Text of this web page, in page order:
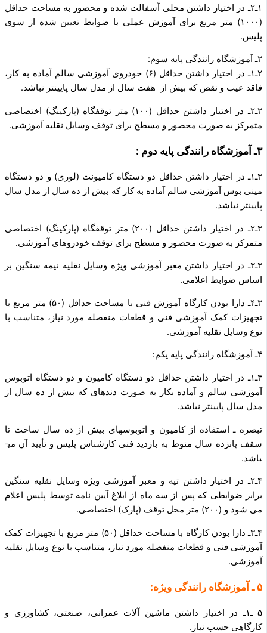
۱ـ۲ـ در اختیار داشتن محلی آسفالت شده و محصور به مساحت حداقل
(۱۰۰۰) متر مربع برای آموزش عملی با ضوابط تعیین شده از سوی
پلیس.
۲ـ آموزشگاه رانندگی پایه سوم:
۲ـ۱ـ در اختیار داشتن حداقل (۶) خودروی آموزشی سالم آماده به کار،
فاقد عیب و نقص که بیش از هفت سال از مدل سال پایین­تر نباشد.
۲ـ۲ـ در اختیار داشتن حداقل (۱۰۰) متر توقفگاه (پارکینگ) اختصاصی
متمرکز به صورت محصور و مسطح برای توقف وسایل نقلیه آموزشی.
۳ـ آموزشگاه رانندگی پایه دوم :
۳ـ۱ـ در اختیار داشتن حداقل دو دستگاه کامیونت (لوری) و دو دستگاه
مینی بوس آموزشی سالم آماده به کار که بیش از ده سال از مدل سال
پایین­تر نباشد.
۳ـ۲ـ در اختیار داشتن حداقل (۲۰۰) متر توقفگاه (پارکینگ) اختصاصی
متمرکز به صورت محصور و مسطح برای توقف خودروهای آموزشی.
۳ـ۳ـ در اختیار داشتن معبر آموزشی ویژه وسایل نقلیه نیمه سنگین بر
اساس ضوابط اعلامی.
۳ـ۴ـ دارا بودن کارگاه آموزش فنی با مساحت حداقل (۵۰) متر مربع با
تجهیزات کمک آموزشی فنی و قطعات منفصله مورد نیاز، متناسب با
نوع وسایل نقلیه آموزشی.
۴ـ آموزشگاه رانندگی پایه یکم:
۴ـ۱ـ در اختیار داشتن حداقل دو دستگاه کامیون و دو دستگاه اتوبوس
آموزشی سالم و آماده بکار به صورت دنده­ای که بیش از ده سال از
مدل سال پایین­تر نباشد.
تبصره ـ استفاده از کامیون و اتوبوس­های بیش از ده سال ساخت تا
سقف پانزده سال منوط به بازدید فنی کارشناس پلیس و تأیید آن می­
باشد.
۴ـ۲ـ در اختیار داشتن تپه و معبر آموزشی ویژه وسایل نقلیه سنگین
برابر ضوابطی که پس از سه ماه از ابلاغ آیین نامه توسط پلیس اعلام
می شود و (۲۰۰) متر محل توقف (پارک) اختصاصی.
۴ـ۳ـ دارا بودن کارگاه با مساحت حداقل (۵۰) متر مربع با تجهیزات کمک
آموزشی فنی و قطعات منفصله مورد نیاز، متناسب با نوع وسایل نقلیه
آموزشی.
۵ ـ آموزشگاه رانندگی ویژه:
۵ ـ۱ـ در اختیار داشتن ماشین­ آلات عمرانی، صنعتی، کشاورزی و
کارگاهی حسب نیاز.